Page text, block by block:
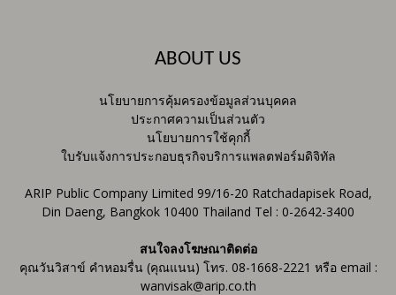
ABOUT US
นโยบายการคุ้มครองข้อมูลส่วนบุคคล
ประกาศความเป็นส่วนตัว
นโยบายการใช้คุกกี้
ใบรับแจ้งการประกอบธุรกิจบริการแพลตฟอร์มดิจิทัล
ARIP Public Company Limited 99/16-20 Ratchadapisek Road,
Din Daeng, Bangkok 10400 Thailand Tel : 0-2642-3400
สนใจลงโฆษณาติดต่อ
คุณวันวิสาข์ คำหอมรื่น (คุณแนน) โทร. 08-1668-2221 หรือ email :
wanvisak@arip.co.th